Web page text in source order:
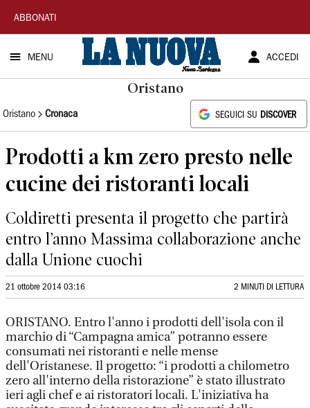
La
Nuova
Sardegna
ABBONATI
MENU ACCEDI
Oristano
Oristano Cronaca SEGUICI SU DISCOVER
Prodotti a km zero presto nelle
cucine dei ristoranti locali
Coldiretti presenta il progetto che partirà
entro l’anno Massima collaborazione anche
dalla Unione cuochi
21 ottobre 2014 03:16 2 MINUTI DI LETTURA
ORISTANO. Entro l'anno i prodotti dell'isola con il
marchio di “Campagna amica” potranno essere
consumati nei ristoranti e nelle mense
dell'Oristanese. Il progetto: “i prodotti a chilometro
zero all'interno della ristorazione” è stato illustrato
ieri agli chef e ai ristoratori locali. L'iniziativa ha